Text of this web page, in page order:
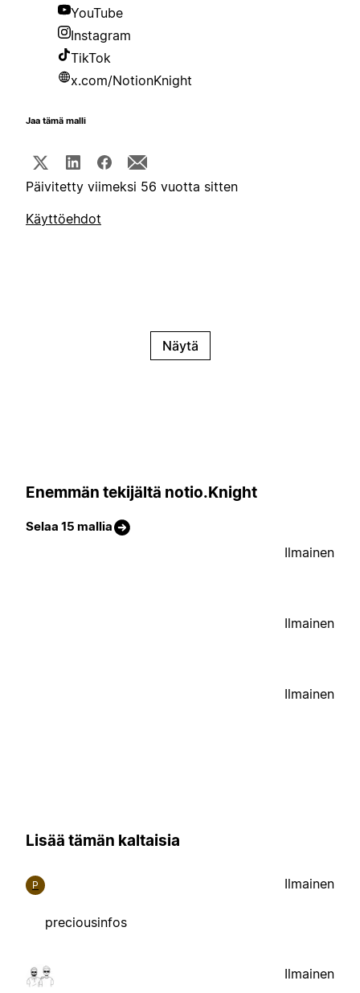
YouTube
Instagram
TikTok
x.com/NotionKnight
Jaa tämä malli
Päivitetty viimeksi 56 vuotta sitten
Käyttöehdot
Näytä
Enemmän tekijältä notio.Knight
Selaa 15 mallia
Ilmainen
Ilmainen
Ilmainen
Lisää tämän kaltaisia
P
preciousinfos
Ilmainen
Ilmainen